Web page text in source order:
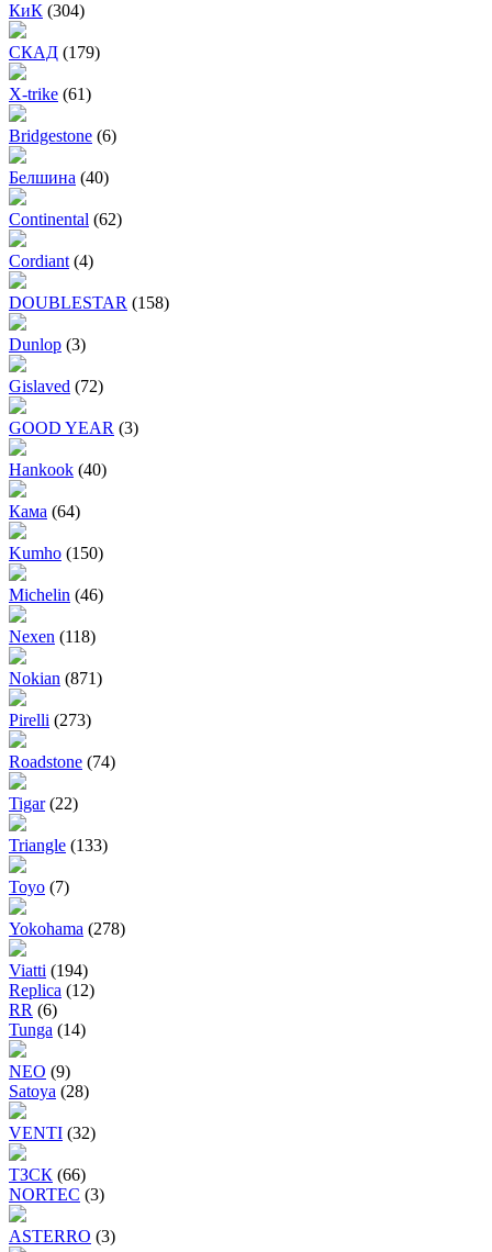
КиК (304)
СКАД (179)
X-trike (61)
Bridgestone (6)
Белшина (40)
Continental (62)
Cordiant (4)
DOUBLESTAR (158)
Dunlop (3)
Gislaved (72)
GOOD YEAR (3)
Hankook (40)
Кама (64)
Kumho (150)
Michelin (46)
Nexen (118)
Nokian (871)
Pirelli (273)
Roadstone (74)
Tigar (22)
Triangle (133)
Toyo (7)
Yokohama (278)
Viatti (194)
Replica (12)
RR (6)
Tunga (14)
NEO (9)
Satoya (28)
VENTI (32)
ТЗСК (66)
NORTEC (3)
ASTERRO (3)